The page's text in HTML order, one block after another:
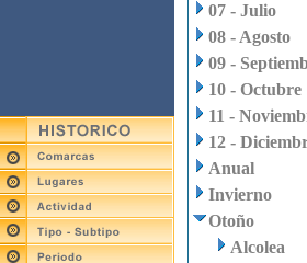
07 - Julio
08 - Agosto
09 -
10 - Octubre
11 -
12 -
Anual
Invierno
Otoño
Alcolea